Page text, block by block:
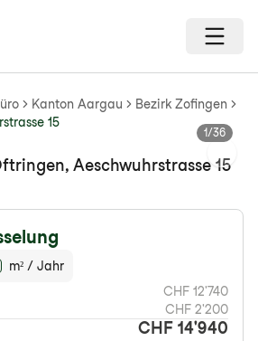
Kanton Aargau
Bezirk Zofingen
15
Next
1/36
Aeschwuhrstrasse 15
m² / Jahr
CHF 12'740
CHF 2'200
CHF 14'940